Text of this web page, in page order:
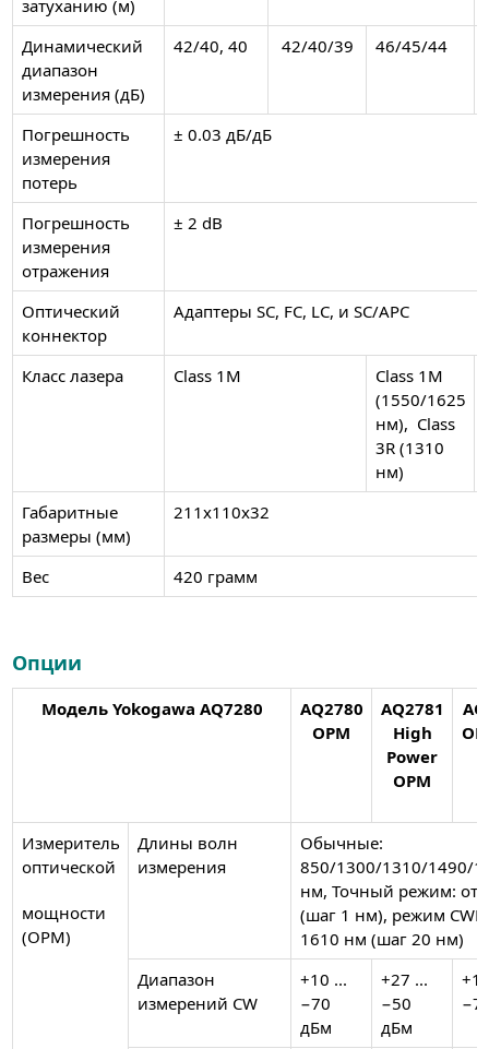
затуханию (м)
Динамический
диапазон
измерения (дБ)
42/40, 40 42/40/39 46/45/44
Погрешность
измерения
потерь
± 0.03 дБ/дБ
Погрешность
измерения
отражения
± 2 dB
Оптический
коннектор
Адаптеры SC, FC, LC, и SC/APC
Класс лазера Class 1M
Class 1M
(1550/1625
нм), Class
3R (1310
нм)
Габаритные
размеры (мм)
211х110х32
Вес 420 грамм
Опции
Модель Yokogawa AQ7280
AQ2780
OPM
AQ2781
High
Power
OPM
Измеритель
оптической
мощности
(OPM)
Длины волн
измерения
Обычные:
850/1300/1310/1490/
нм, Точный режим: от
(шаг 1 нм), режим
1610 нм (шаг 20 нм)
Диапазон
измерений CW
+10 ...
−70
дБм
+27 ...
−50
дБм